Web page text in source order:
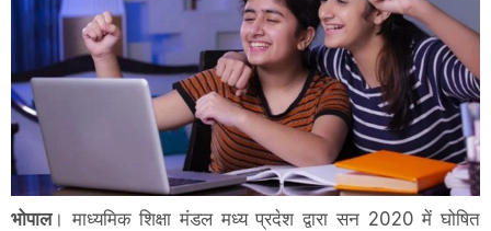
भोपाल। माध्यमिक शिक्षा मंडल मध्य प्रदेश द्वारा सन 2020 में घोषित